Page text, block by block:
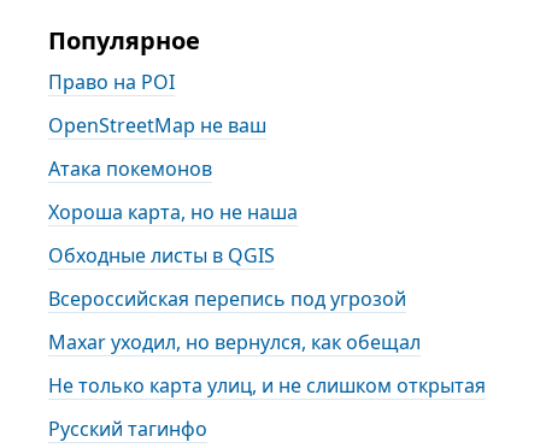
Популярное
Право на POI
OpenStreetMap не ваш
Атака покемонов
Хороша карта, но не наша
Обходные листы в QGIS
Всероссийская перепись под угрозой
Maxar уходил, но вернулся, как обещал
Не только карта улиц, и не слишком открытая
Русский тагинфо